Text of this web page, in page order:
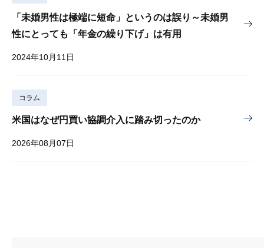
「未婚男性は極端に短命」というのは誤り～未婚男
性にとっても「年金の繰り下げ」は有用
2024年10月11日
コラム
米国はなぜ円買い協調介入に踏み切ったのか
2026年08月07日